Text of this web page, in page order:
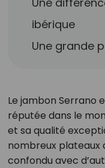
ibérique
Une grande
Le jambon Serrano
réputée dans le
et sa qualité
nombreux plateaux
confondu avec